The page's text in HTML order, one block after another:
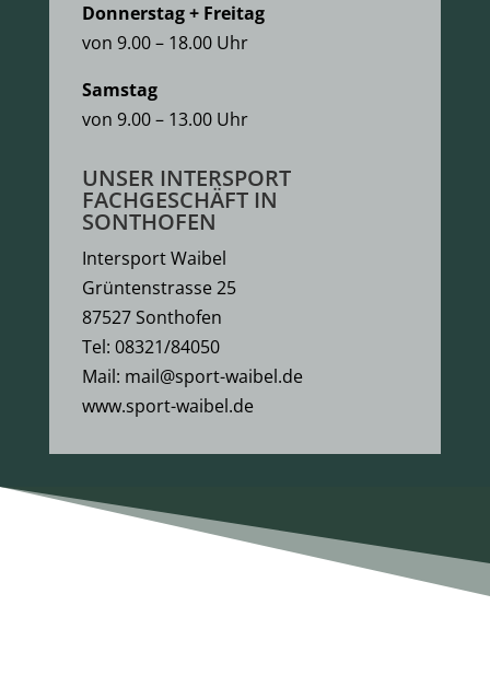
Donnerstag + Freitag
von 9.00 – 18.00 Uhr
Samstag
von 9.00 – 13.00 Uhr
UNSER INTERSPORT
FACHGESCHÄFT IN
SONTHOFEN
Intersport Waibel
Grüntenstrasse 25
87527 Sonthofen
Tel: 08321/84050
Mail: mail@sport-waibel.de
www.sport-waibel.de